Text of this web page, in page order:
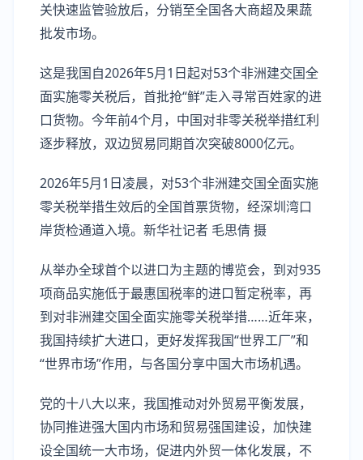
关快速监管验放后，分销至全国各大商超及果蔬
批发市场。
这是我国自2026年5月1日起对53个非洲建交国全
面实施零关税后，首批抢“鲜”走入寻常百姓家的进
口货物。今年前4个月，中国对非零关税举措红利
逐步释放，双边贸易同期首次突破8000亿元。
2026年5月1日凌晨，对53个非洲建交国全面实施
零关税举措生效后的全国首票货物，经深圳湾口
岸货检通道入境。新华社记者 毛思倩 摄
从举办全球首个以进口为主题的博览会，到对935
项商品实施低于最惠国税率的进口暂定税率，再
到对非洲建交国全面实施零关税举措……近年来，
我国持续扩大进口，更好发挥我国“世界工厂”和
“世界市场”作用，与各国分享中国大市场机遇。
党的十八大以来，我国推动对外贸易平衡发展，
协同推进强大国内市场和贸易强国建设，加快建
设全国统一大市场，促进内外贸一体化发展，不